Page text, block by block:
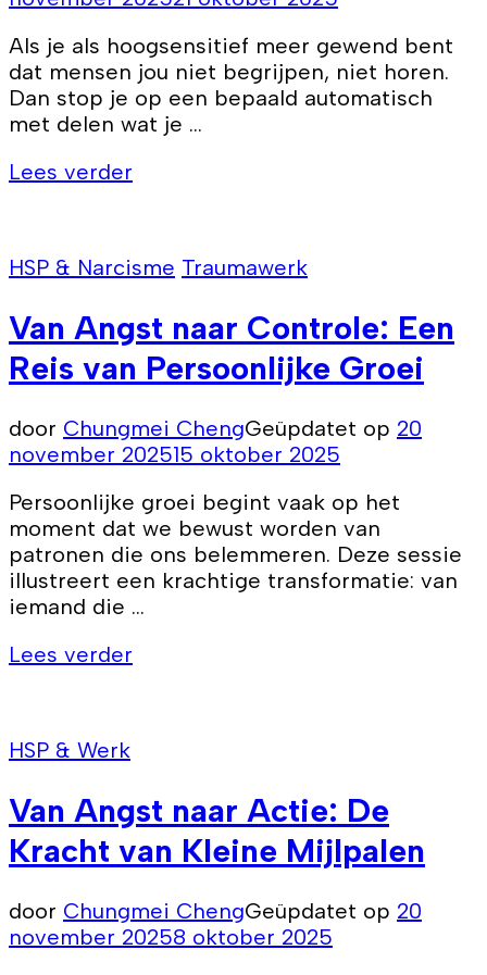
Als je als hoogsensitief meer gewend bent
dat mensen jou niet begrijpen, niet horen.
Dan stop je op een bepaald automatisch
met delen wat je …
Lees verder
HSP & Narcisme Traumawerk
Van Angst naar Controle: Een
Reis van Persoonlijke Groei
door Chungmei ChengGeüpdatet op 20
november 202515 oktober 2025
Persoonlijke groei begint vaak op het
moment dat we bewust worden van
patronen die ons belemmeren. Deze sessie
illustreert een krachtige transformatie: van
iemand die …
Lees verder
HSP & Werk
Van Angst naar Actie: De
Kracht van Kleine Mijlpalen
door Chungmei ChengGeüpdatet op 20
november 20258 oktober 2025